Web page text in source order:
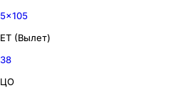
5x105
ET (Вылет)
38
ЦО